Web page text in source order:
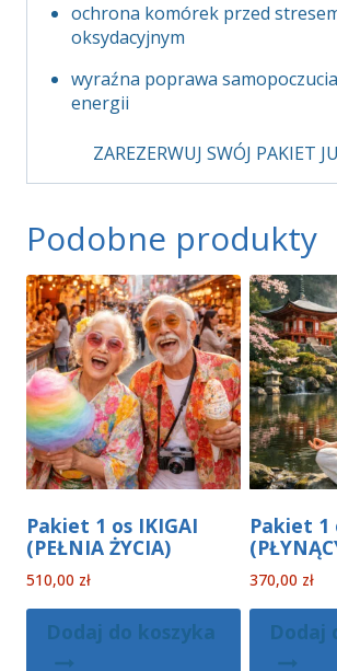
ochrona komórek przed
oksydacyjnym
wyraźna poprawa
energii
ZAREZERWUJ SWÓJ PAKIET
Podobne produkty
Pakiet 1 os IKIGAI
(PEŁNIA ŻYCIA)
510,00 zł
Dodaj do koszyka
Pakiet 1
370,00 zł
Dodaj